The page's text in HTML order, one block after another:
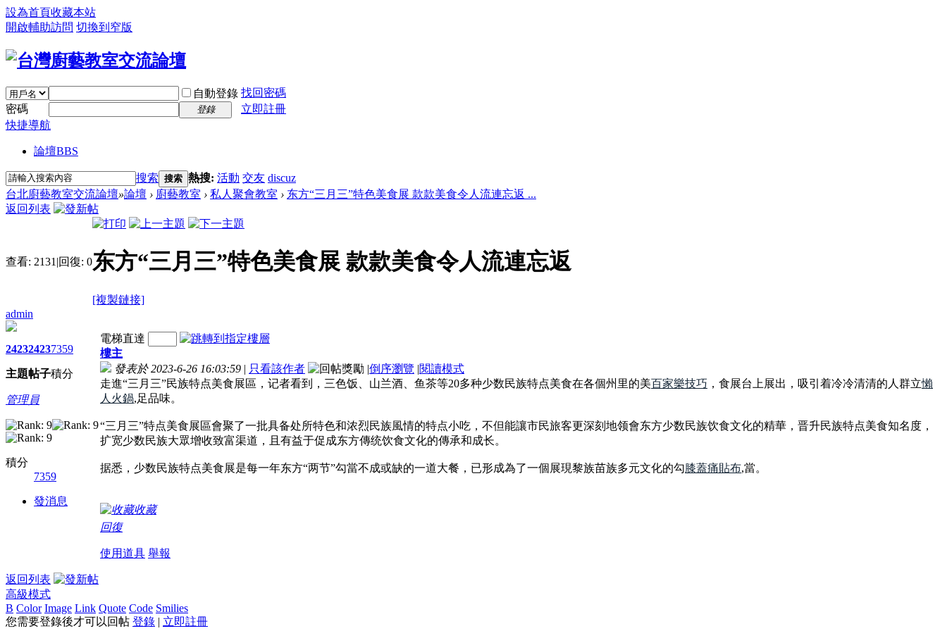
設為首頁收藏本站
開啟輔助訪問 切換到窄版
自動登錄 找回密碼
密碼
登錄
立即註冊
快捷導航
論壇BBS
搜索 搜索 熱搜: 活動 交友 discuz
台北廚藝教室交流論壇»論壇 › 廚藝教室 › 私人聚會教室 › 东方“三月三”特色美食展 款款美食令人流連忘返 ...
返回列表
查看: 2131 |回復: 0东方“三月三”特色美食展 款款美食令人流連忘返
[複製鏈接]
admin
2423
主題
2423
帖子
7359
積分
管理員
積分
7359
發消息
電梯直達
樓主
發表於 2023-6-26 16:03:59 | 只看該作者 |倒序瀏覽 |閱讀模式
走進“三月三”民族特点美食展區，记者看到，三色饭、山兰酒、鱼茶等20多种少数民族特点美食在各個州里的美百家樂技巧 ，食展台上展出，吸引着冷冷清清的人群立懶
人火鍋,足品味。
“三月三”特点美食展區會聚了一批具备处所特色和浓烈民族風情的特点小吃，不但能讓市民旅客更深刻地领會东方少数民族饮食文化的精華，晋升民族特点美食知名度，
扩宽少数民族大眾增收致富渠道，且有益于促成东方傳统饮食文化的傳承和成长。
据悉，少数民族特点美食展是每一年东方“两节”勾當不成或缺的一道大餐，已形成為了一個展現黎族苗族多元文化的勾膝蓋痛貼布,當。
收藏
回復
使用道具 舉報
返回列表
高級模式
B Color Image Link Quote Code Smilies
您需要登錄後才可以回帖 登錄 | 立即註冊